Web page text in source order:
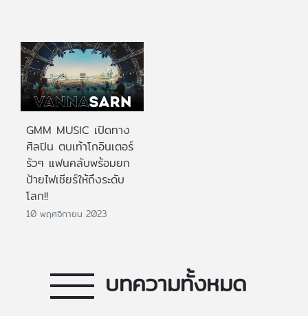
GMM MUSIC เปิดทาง
ศิลปิน ตบเท้าโกอินเตอร์
รัวๆ แฟนคลับพร้อมยก
ป้ายไฟเชียร์ให้ถึงระดับ
โลก!!
10 พฤศจิกายน 2023
บทความทั้งหมด